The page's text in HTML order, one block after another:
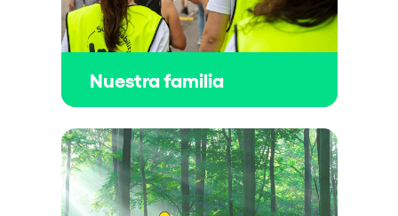
Nuestra familia